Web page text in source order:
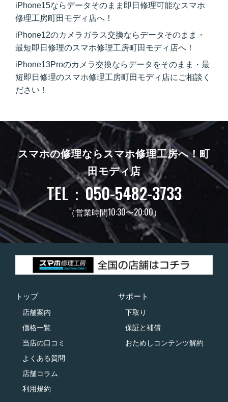
iPhone15ならデータそのまま即日修理可能なスマホ
修理工房町田モディ店へ！
iPhone12のカメラガラス交換ならデータそのまま・
最短即日修理のスマホ修理工房町田モディ店へ！
iPhone13Proのカメラ交換ならデータをそのまま・最
短即日修理のスマホ修理工房町田モディ店にご相談く
ださい！
スマホの修理ならスマホ修理工房へ！ 町
田モディ店
TEL：050-5482-3733
（営業時間10:30〜20:00）
トップ
店舗案内
価格一覧
当店の口コミ
よくある質問
店舗コラム
利用規約
サポート
下取り
保証と補償
おためしコンテンツ解約